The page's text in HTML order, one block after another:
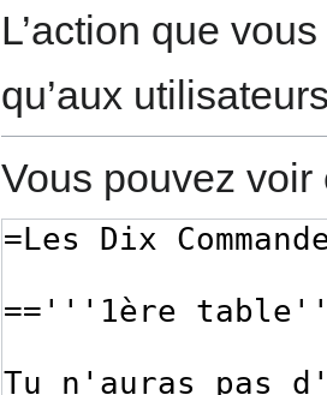
L’action que
qu’aux
Vous pouvez